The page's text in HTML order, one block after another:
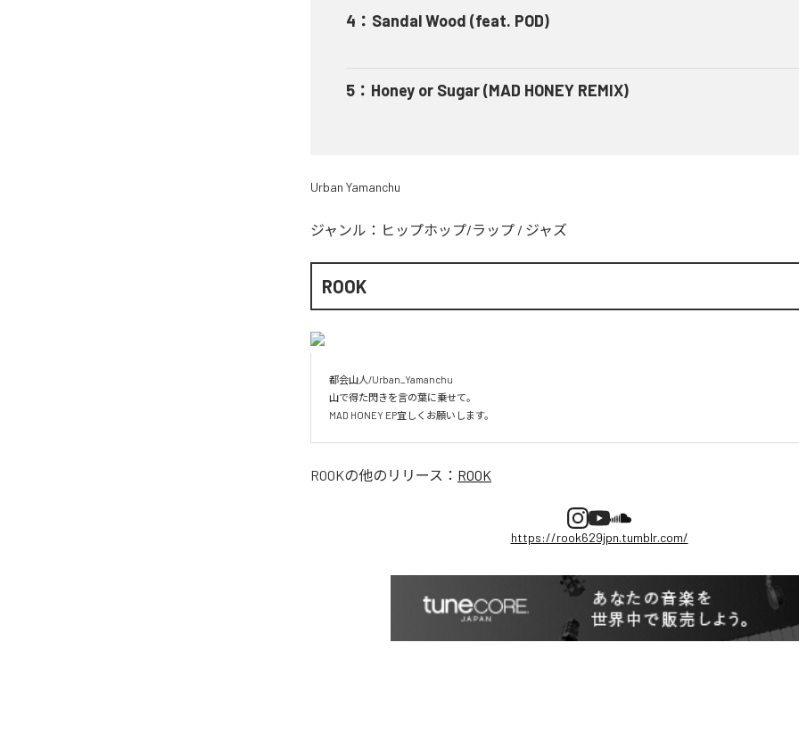
4 ： Sandal Wood (feat. POD)
5 ： Honey or Sugar (MAD HONEY REMIX)
Urban Yamanchu
ジャンル： ヒップホップ/ラップ / ジャズ
ROOK
都会山人/Urban_Yamanchu
山で得た閃きを言の葉に乗せて。
MAD HONEY EP宜しくお願いします。
ROOKの他のリリース： ROOK
https://rook629jpn.tumblr.com/